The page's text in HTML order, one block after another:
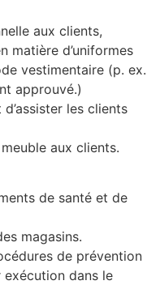
aux clients,
matière d’uniformes
vestimentaire (p. ex.
approuvé.)
les clients
aux clients.
de santé et de
magasins.
de prévention
exécution dans le